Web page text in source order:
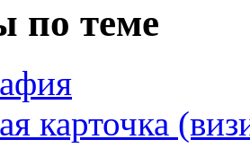
по теме
карточка